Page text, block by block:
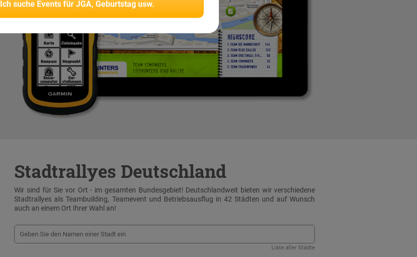
Stadtrallyes Deutschland
Wir sind für Sie vor Ort - im gesamten Bundesgebiet! Deutschlandweit bieten wir verschiedene
Stadtrallyes als Teambuilding, Teamevent und Betriebsausflug in 42 Städten und auf Wunsch
auch an einem Ort Ihrer Wahl an!
Liste aller Städte
Ich suche Events für JGA, Geburtstag usw.